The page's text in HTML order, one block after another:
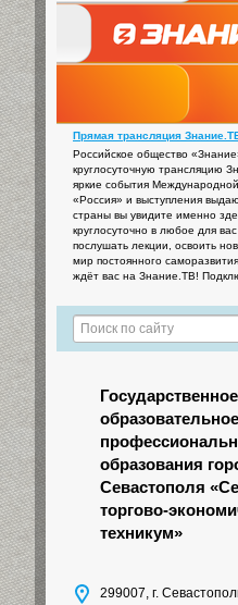
Прямая трансляция
Российское общество
круглосуточную трансляцию
яркие события
«Россия» и выступления
страны вы увидите именно
круглосуточно в любое для
послушать лекции, освоить
мир постоянного
ждёт вас на Знание.ТВ!
образования
Севастополя
торгово-
техникум»
299007, г.